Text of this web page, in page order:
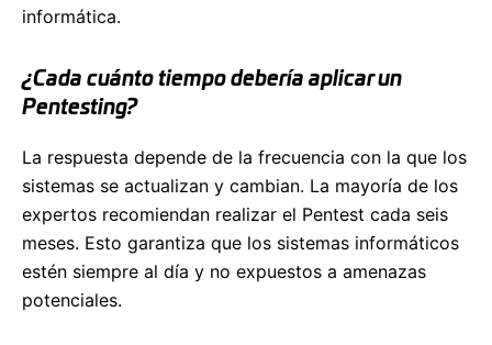
informática.
¿Cada cuánto tiempo debería aplicar un
Pentesting?
La respuesta depende de la frecuencia con la que los
sistemas se actualizan y cambian. La mayoría de los
expertos recomiendan realizar el Pentest cada seis
meses. Esto garantiza que los sistemas informáticos
estén siempre al día y no expuestos a amenazas
potenciales.